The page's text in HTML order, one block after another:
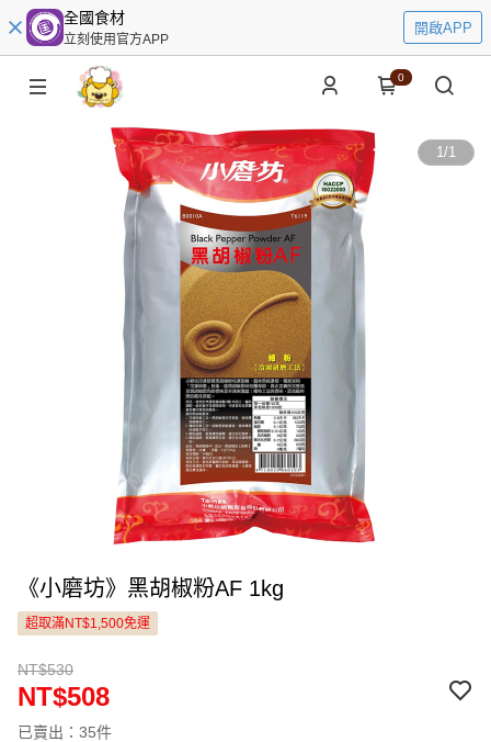
全國食材
立刻使用官方APP
開啟APP
0
1/1
《小磨坊》黑胡椒粉AF 1kg
超取滿NT$1,500免運
NT$530
NT$508
已賣出：35件